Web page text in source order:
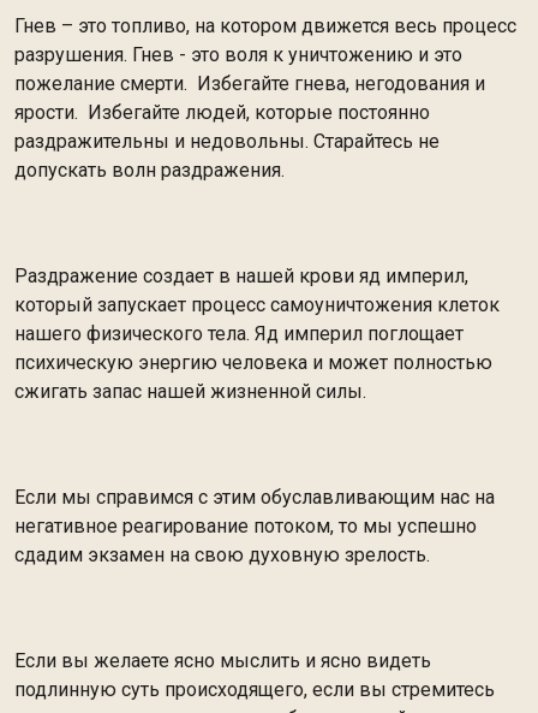
Гнев – это топливо, на котором движется весь процесс
разрушения. Гнев - это воля к уничтожению и это
пожелание смерти. Избегайте гнева, негодования и
ярости. Избегайте людей, которые постоянно
раздражительны и недовольны. Старайтесь не
допускать волн раздражения.
Раздражение создает в нашей крови яд империл,
который запускает процесс самоуничтожения клеток
нашего физического тела. Яд империл поглощает
психическую энергию человека и может полностью
сжигать запас нашей жизненной силы.
Если мы справимся с этим обуславливающим нас на
негативное реагирование потоком, то мы успешно
сдадим экзамен на свою духовную зрелость.
Если вы желаете ясно мыслить и ясно видеть
подлинную суть происходящего, если вы стремитесь